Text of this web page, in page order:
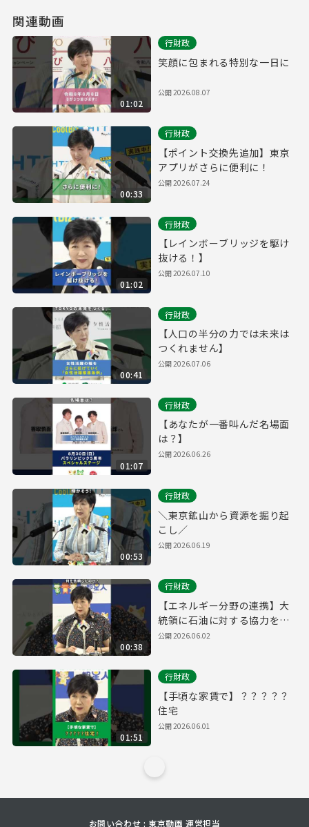
関連動画
01:02
行財政
笑顔に包まれる特別な一日に
公開2026.08.07
00:33
行財政
【ポイント交換先追加】東京
アプリがさらに便利に！
公開2026.07.24
01:02
行財政
【レインボーブリッジを駆け
抜ける！】
公開2026.07.10
00:41
行財政
【人口の半分の力では未来は
つくれません】
公開2026.07.06
01:07
行財政
【あなたが一番叫んだ名場面
は？】
公開2026.06.26
00:53
行財政
＼東京鉱山から資源を掘り起
こし／
公開2026.06.19
00:38
行財政
【エネルギー分野の連携】大
統領に石油に対する協力を依
頼
公開2026.06.02
01:51
行財政
【手頃な家賃で】？？？？？
住宅
公開2026.06.01
お問い合わせ : 東京動画 運営担当